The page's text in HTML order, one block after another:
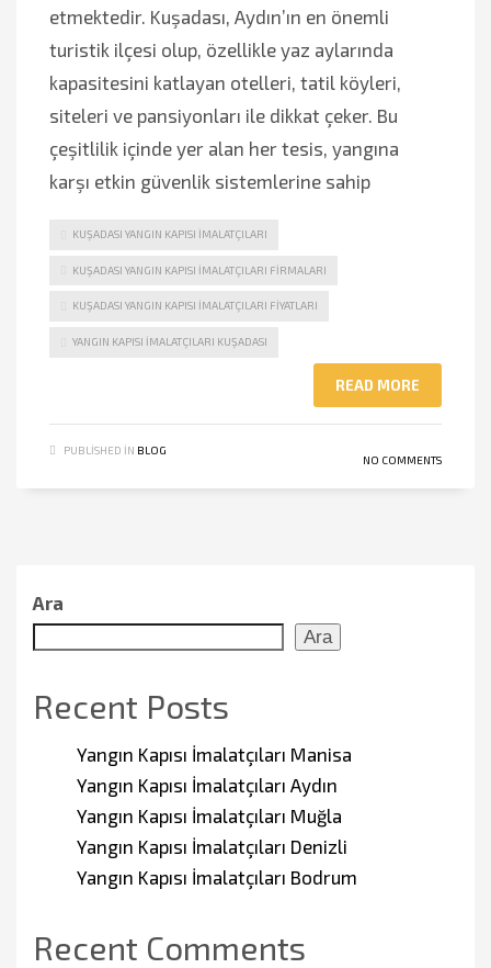
etmektedir. Kuşadası, Aydın’ın en önemli
turistik ilçesi olup, özellikle yaz aylarında
kapasitesini katlayan otelleri, tatil köyleri,
siteleri ve pansiyonları ile dikkat çeker. Bu
çeşitlilik içinde yer alan her tesis, yangına
karşı etkin güvenlik sistemlerine sahip
KUŞADASI YANGIN KAPISI İMALATÇILARI
KUŞADASI YANGIN KAPISI İMALATÇILARI FIRMALARI
KUŞADASI YANGIN KAPISI İMALATÇILARI FIYATLARI
YANGIN KAPISI İMALATÇILARI KUŞADASI
READ MORE
PUBLISHED IN BLOG
NO COMMENTS
Ara
Ara
Recent Posts
Yangın Kapısı İmalatçıları Manisa
Yangın Kapısı İmalatçıları Aydın
Yangın Kapısı İmalatçıları Muğla
Yangın Kapısı İmalatçıları Denizli
Yangın Kapısı İmalatçıları Bodrum
Recent Comments